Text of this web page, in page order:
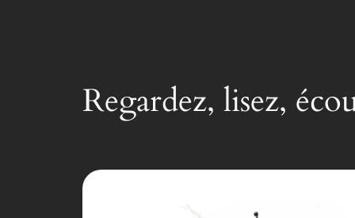
Regardez, lisez,